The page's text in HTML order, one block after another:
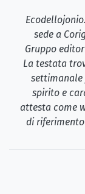
sede a
Gruppo
La testata
settimanale
spirito e
attesta come
di